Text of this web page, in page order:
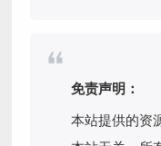
免责声明：
本站提供的资